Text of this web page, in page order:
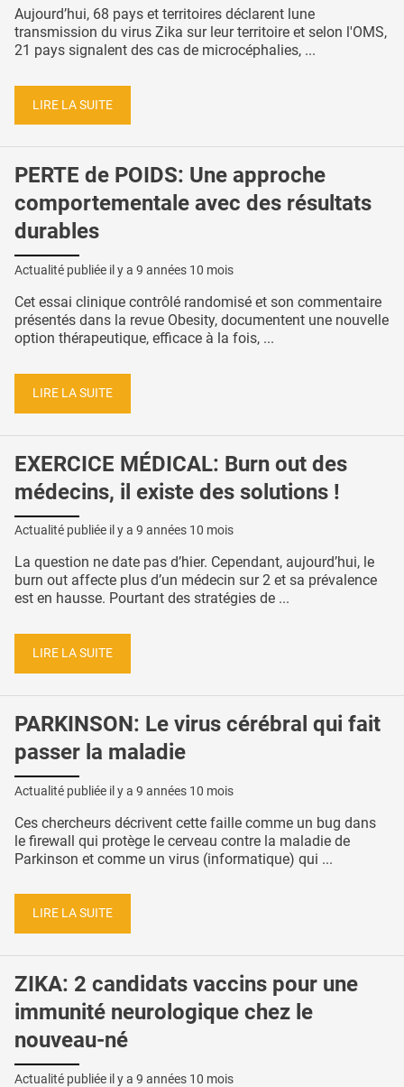
Aujourd’hui, 68 pays et territoires déclarent lune
transmission du virus Zika sur leur territoire et selon l'OMS,
21 pays signalent des cas de microcéphalies, ...
LIRE LA SUITE
PERTE de POIDS: Une approche
comportementale avec des résultats
durables
Actualité publiée il y a 9 années 10 mois
Cet essai clinique contrôlé randomisé et son commentaire
présentés dans la revue Obesity, documentent une nouvelle
option thérapeutique, efficace à la fois, ...
LIRE LA SUITE
EXERCICE MÉDICAL: Burn out des
médecins, il existe des solutions !
Actualité publiée il y a 9 années 10 mois
La question ne date pas d’hier. Cependant, aujourd’hui, le
burn out affecte plus d’un médecin sur 2 et sa prévalence
est en hausse. Pourtant des stratégies de ...
LIRE LA SUITE
PARKINSON: Le virus cérébral qui fait
passer la maladie
Actualité publiée il y a 9 années 10 mois
Ces chercheurs décrivent cette faille comme un bug dans
le firewall qui protège le cerveau contre la maladie de
Parkinson et comme un virus (informatique) qui ...
LIRE LA SUITE
ZIKA: 2 candidats vaccins pour une
immunité neurologique chez le
nouveau-né
Actualité publiée il y a 9 années 10 mois